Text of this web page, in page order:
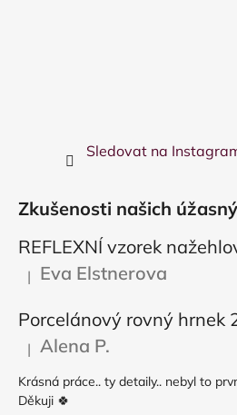
Sledovat na
Zkušenosti našich
REFLEXNÍ vzorek
Hodnocení produktu je 5 z 5
| Eva Elstnerova
Hodnocení produktu je 5 z 5
| Alena P.
Krásná práce.. ty detaily.. nebyl to
Děkuji 🍀